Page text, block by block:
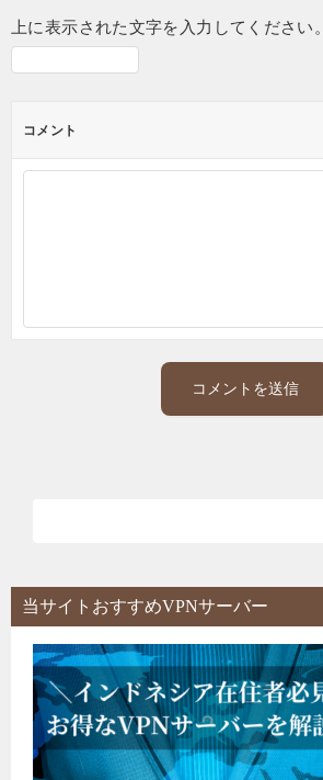
上に表示された文字を入力してください。
コメント
当サイトおすすめVPNサーバー